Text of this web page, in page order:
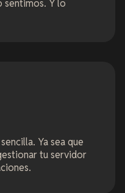
sentimos. Y lo
Ya sea que
tu servidor